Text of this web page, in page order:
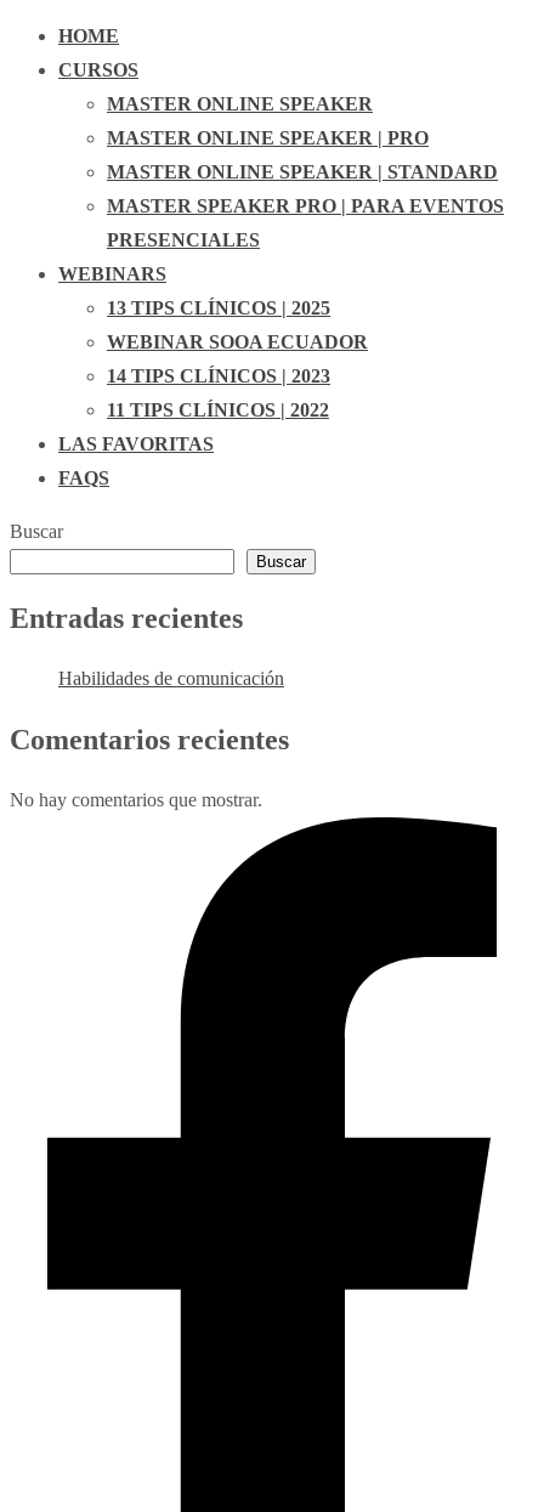
HOME
CURSOS
MASTER ONLINE SPEAKER
MASTER ONLINE SPEAKER | PRO
MASTER ONLINE SPEAKER | STANDARD
MASTER SPEAKER PRO | PARA EVENTOS
PRESENCIALES
WEBINARS
13 TIPS CLÍNICOS | 2025
WEBINAR SOOA ECUADOR
14 TIPS CLÍNICOS | 2023
11 TIPS CLÍNICOS | 2022
LAS FAVORITAS
FAQS
Buscar
Buscar
Entradas recientes
Habilidades de comunicación
Comentarios recientes
No hay comentarios que mostrar.